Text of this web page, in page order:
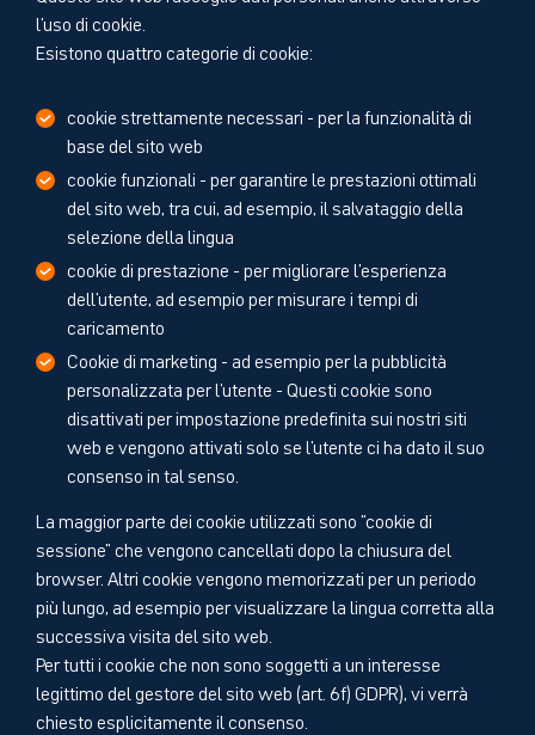
l'uso di cookie.
Esistono quattro categorie di cookie:
cookie strettamente necessari - per la funzionalità di
base del sito web
cookie funzionali - per garantire le prestazioni ottimali
del sito web, tra cui, ad esempio, il salvataggio della
selezione della lingua
cookie di prestazione - per migliorare l'esperienza
dell'utente, ad esempio per misurare i tempi di
caricamento
Cookie di marketing - ad esempio per la pubblicità
personalizzata per l'utente - Questi cookie sono
disattivati per impostazione predefinita sui nostri siti
web e vengono attivati solo se l'utente ci ha dato il suo
consenso in tal senso.
La maggior parte dei cookie utilizzati sono "cookie di
sessione" che vengono cancellati dopo la chiusura del
browser. Altri cookie vengono memorizzati per un periodo
più lungo, ad esempio per visualizzare la lingua corretta alla
successiva visita del sito web.
Per tutti i cookie che non sono soggetti a un interesse
legittimo del gestore del sito web (art. 6f) GDPR), vi verrà
chiesto esplicitamente il consenso.